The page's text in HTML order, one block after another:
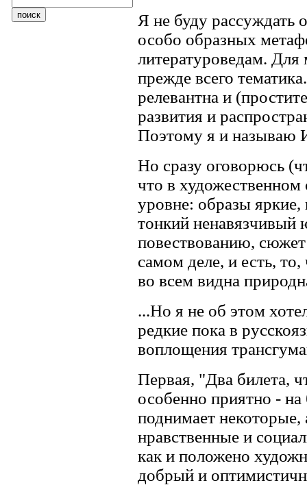
Я не буду рассуждать
особо образных
литературоведам. Для
прежде всего
релевантна и
развития и
Поэтому я и называю
Но сразу оговорюсь
что в художественном
уровне: образы яркие,
тонкий ненавязчивый
повествованию,
самом деле, и есть,
во всем видна
...Но я не об этом
редкие пока в
воплощения
Первая, "Два билета,
особенно приятно -
поднимает
нравственные и
как и положено
добрый и